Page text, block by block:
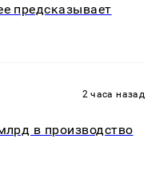
предсказывает
2 часа назад
в производство